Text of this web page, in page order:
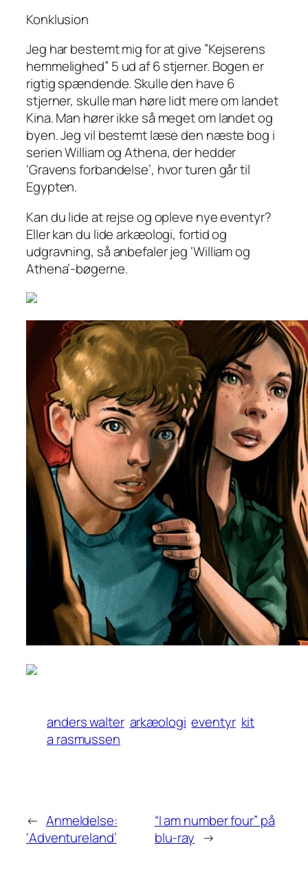
Konklusion
Jeg har bestemt mig for at give ”Kejserens
hemmelighed” 5 ud af 6 stjerner. Bogen er
rigtig spændende. Skulle den have 6
stjerner, skulle man høre lidt mere om landet
Kina. Man hører ikke så meget om landet og
byen. Jeg vil bestemt læse den næste bog i
serien William og Athena, der hedder
‘Gravens forbandelse’, hvor turen går til
Egypten.
Kan du lide at rejse og opleve nye eventyr?
Eller kan du lide arkæologi, fortid og
udgravning, så anbefaler jeg ‘William og
Athena’-bøgerne.
anders walter arkæologi eventyr kit
a rasmussen
← Anmeldelse:
‘Adventureland’
“I am number four” på
blu-ray →